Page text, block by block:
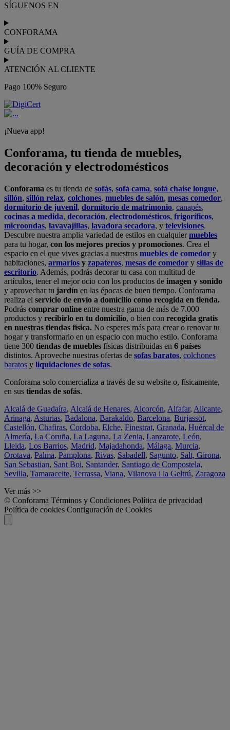
SÍGUENOS EN
CONFORAMA
GUÍA DE COMPRA
ATENCIÓN AL CLIENTE
Pago 100% Seguro
¡Nueva app!
Conforama, tu tienda de muebles,
decoración y electrodomésticos
Conforama es tu tienda de sofás, sofá cama, sofá chaise longue,
sillón, sillón relax, colchones, muebles de salón, mesas comedor,
dormitorio de juvenil, dormitorio de matrimonio, canapés,
cocinas a medida, decoración, electrodomésticos, frigoríficos,
microondas, lavavajillas, lavadora secadora, y televisiones.
Descubre nuestra amplia variedad de estilos en cualquiermuebles
para tu hogar, con los mejores precios y promociones. Crea el
espacio en el que vives gracias a nuestros muebles de comedor y
habitaciones, armarios y zapateros, mesas de comedor y sillas de
escritorio. Además, podrás decorar tu casa con multitud de
artículos, tener el mejor ocio con los productos de imagen y sonido
y aprovechar tu jardín en las épocas de buen tiempo. Conforama
realiza el servicio de envío a domicilio como recogida en tienda.
Podrás comprar online entre nuestra gama de más de 7.000
productos y recibirlo en tu domicilio, o bien con recogida gratis
en nuestras tiendas física. No esperes más para crear o renovar tu
hogar y transformarlo en un espacio con mucho estilo. Conforama
tiene 300 tiendas de muebles físicas distribuidas en 6 países
distintos. Aproveche nuestras ofertas de sofas baratos, colchones
baratos y liquidaciones de sofas.
Conforama solo comercializa a través de su website o, físicamente,
en sus tiendas de sofás.
Alcalá de Guadaíra, Alcalá de Henares, Alcorcón, Alfafar, Alicante,
Arinaga, Asturias, Badalona, Barakaldo, Barcelona, Burjassot,
Castellón, Chafiras, Cordoba, Elche, Finestrat, Granada, Huércal de
Almería, La Coruña, La Laguna, La Zenia, Lanzarote, León,
Lleida, Los Barrios, Madrid, Majadahonda, Málaga, Murcia,
Orotava, Palma, Pamplona, Rivas, Sabadell, Sagunto, Salt, Girona,
San Sebastian, Sant Boi, Santander, Santiago de Compostela,
Sevilla, Tamaraceite, Terrassa, Viana, Vilanova i la Geltrú, Zaragoza
Ver más >>
© Conforama Términos y Condiciones Política de privacidad
Política de cookies Configuración de Cookies